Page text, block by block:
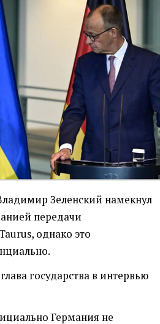
Зеленский намекнул
передачи
однако это
глава государства в интервью
Германия не